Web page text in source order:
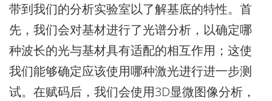
带到我们的分析实验室以了解基底的特性。首
先，我们会对基材进行了光谱分析，以确定哪
种波长的光与基材具有适配的相互作用；这使
我们能够确定应该使用哪种激光进行进一步测
试。在赋码后，我们会使用3D显微图像分析，